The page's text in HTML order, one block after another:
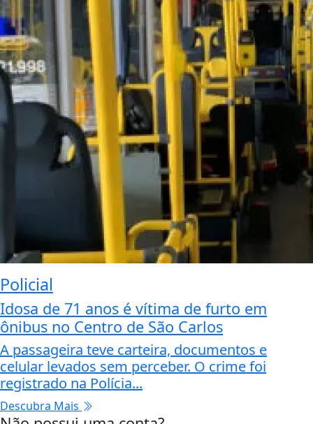
Policial
Idosa de 71 anos é vítima de furto em
ônibus no Centro de São Carlos
A passageira teve carteira, documentos e
celular levados sem perceber. O crime foi
registrado na Polícia...
Descubra Mais